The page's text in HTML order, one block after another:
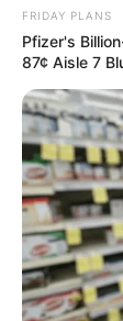
หมอแม็ก ขั้
พ.ศ. 2558
มีชื่อเสียงไป
พ.ศ. 2559
ในทิศทางที่
พ.ศ. 2560
ทดแทนจะรุ่ง
FRIDAY PLANS
Pfizer's
87¢ Aisle 7